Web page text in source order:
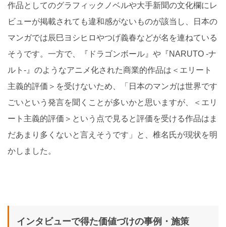
作品としてのグラフィックノベルや大手新聞の文化欄にレ
ビューが掲載されても違和感がないものが該当し、日本の
マンガでは辰巳ヨシヒロやつげ義春などが名を連ねている
そうです。一方で、『ドラゴンボール』や『NARUTO -ナ
ルト-』のようなアニメ化された商業的作品は＜エリート
主義的評価＞を受けないため、「日本のマンガは世界です
ごいという発言を聞くことが多いかと思いますが、＜エリ
ート主義的評価＞という点で見ると評価を受ける作品はま
だあまり多くないと言えそうです」と、椎名氏が現状を明
かしました。
インタビューで得た価値づけの事例・施策